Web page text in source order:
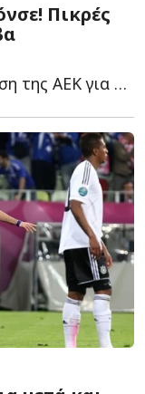
Πικρές
Η αποκάλυψη για την έτοιμη λύση της ΑΕΚ για τον αντικαταστάτη τ...